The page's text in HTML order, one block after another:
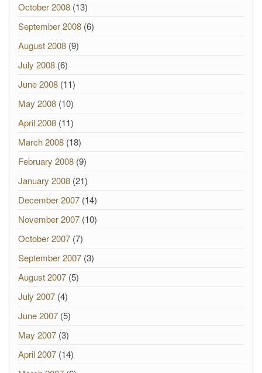
October 2008 (13)
September 2008 (6)
August 2008 (9)
July 2008 (6)
June 2008 (11)
May 2008 (10)
April 2008 (11)
March 2008 (18)
February 2008 (9)
January 2008 (21)
December 2007 (14)
November 2007 (10)
October 2007 (7)
September 2007 (3)
August 2007 (5)
July 2007 (4)
June 2007 (5)
May 2007 (3)
April 2007 (14)